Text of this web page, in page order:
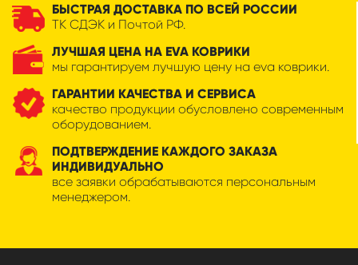
БЫСТРАЯ ДОСТАВКА ПО ВСЕЙ РОССИИ
ТК СДЭК и Почтой РФ.
ЛУЧШАЯ ЦЕНА НА EVA КОВРИКИ
мы гарантируем лучшую цену на eva коврики.
ГАРАНТИИ КАЧЕСТВА И СЕРВИСА
качество продукции обусловлено современным
оборудованием.
ПОДТВЕРЖДЕНИЕ КАЖДОГО ЗАКАЗА
ИНДИВИДУАЛЬНО
все заявки обрабатываются персональным
менеджером.